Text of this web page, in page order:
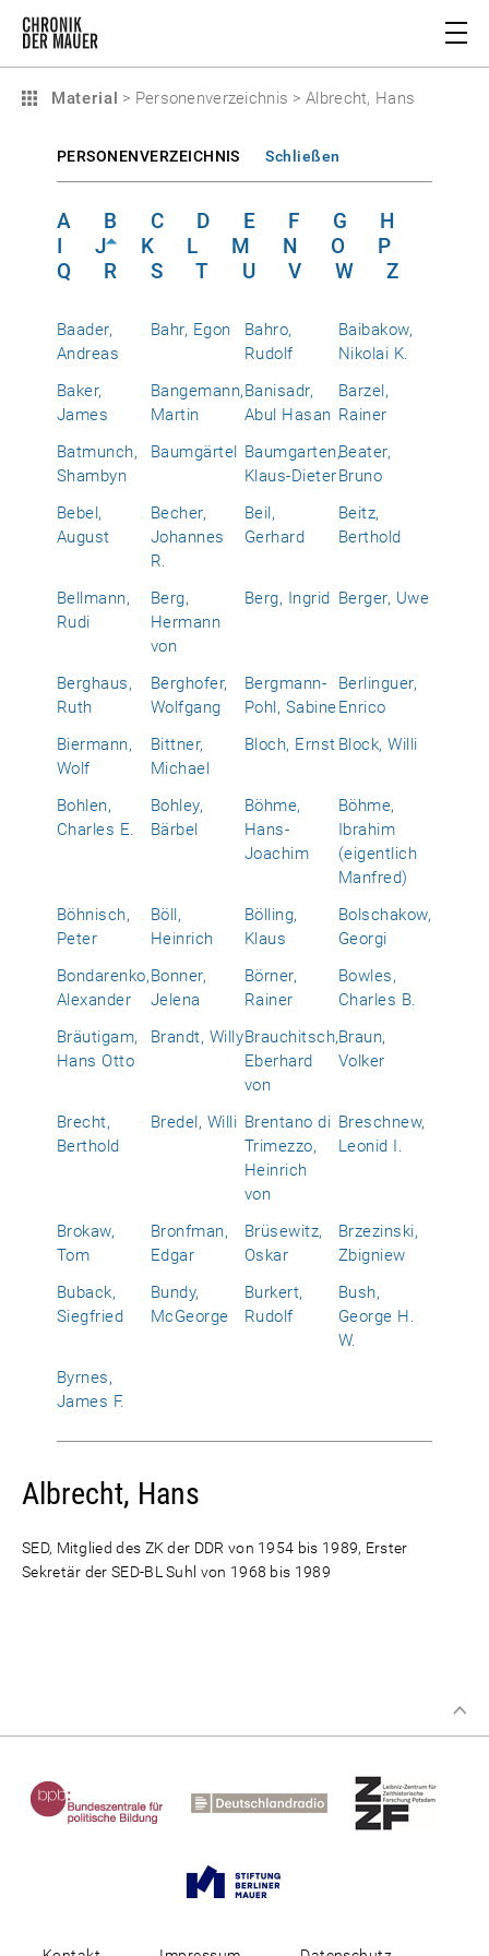
Material > Personenverzeichnis > Albrecht, Hans
PERSONENVERZEICHNIS Schließen
A B C D E F G
H
I
J K L M N O
P
Q
R S T U V W Z
Baader,
Andreas
Bahr, Egon
Bahro,
Rudolf
Baibakow,
Nikolai K.
Baker,
James
Bangemann,
Martin
Banisadr,
Abul Hasan
Barzel,
Rainer
Batmunch,
Shambyn
Baumgärtel Baumgarten,
Klaus-Dieter
Beater,
Bruno
Bebel,
August
Becher,
Johannes
R.
Beil,
Gerhard
Beitz,
Berthold
Bellmann,
Rudi
Berg,
Hermann
von
Berg, Ingrid Berger, Uwe
Berghaus,
Ruth
Berghofer,
Wolfgang
Bergmann-
Pohl, Sabine
Berlinguer,
Enrico
Biermann,
Wolf
Bittner,
Michael
Bloch, Ernst Block, Willi
Bohlen,
Charles E.
Bohley,
Bärbel
Böhme,
Hans-
Joachim
Böhme,
Ibrahim
(eigentlich
Manfred)
Böhnisch,
Peter
Böll,
Heinrich
Bölling,
Klaus
Bolschakow,
Georgi
Bondarenko,
Alexander
Bonner,
Jelena
Börner,
Rainer
Bowles,
Charles B.
Bräutigam,
Hans Otto
Brandt, WillyBrauchitsch,
Eberhard
von
Braun,
Volker
Brecht,
Berthold
Bredel, Willi Brentano di
Trimezzo,
Heinrich
von
Breschnew,
Leonid I.
Brokaw,
Tom
Bronfman,
Edgar
Brüsewitz,
Oskar
Brzezinski,
Zbigniew
Buback,
Siegfried
Bundy,
McGeorge
Burkert,
Rudolf
Bush,
George H.
W.
Byrnes,
James F.
Albrecht, Hans
SED, Mitglied des ZK der DDR von 1954 bis 1989, Erster
Sekretär der SED-BL Suhl von 1968 bis 1989